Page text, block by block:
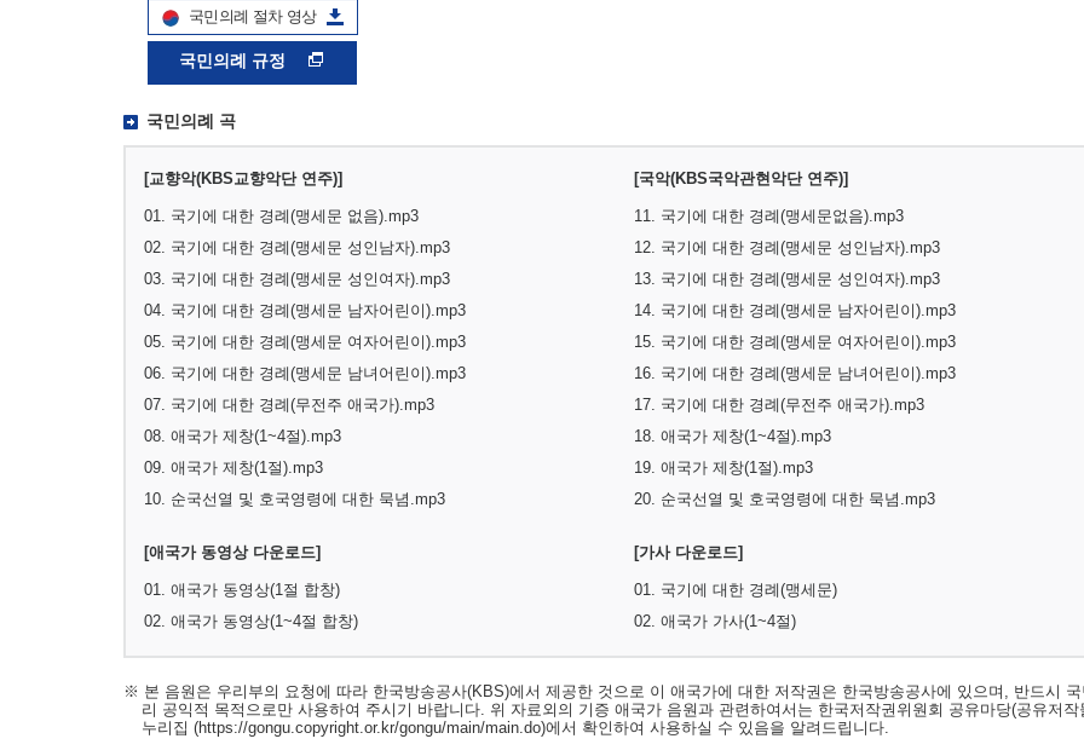
국민의례 절차 영상
국민의례 규정
국민의례 곡
[교향악(KBS교향악단 연주)]
01. 국기에 대한 경례(맹세문 없음).mp3
02. 국기에 대한 경례(맹세문 성인남자).mp3
03. 국기에 대한 경례(맹세문 성인여자).mp3
04. 국기에 대한 경례(맹세문 남자어린이).mp3
05. 국기에 대한 경례(맹세문 여자어린이).mp3
06. 국기에 대한 경례(맹세문 남녀어린이).mp3
07. 국기에 대한 경례(무전주 애국가).mp3
08. 애국가 제창(1~4절).mp3
09. 애국가 제창(1절).mp3
10. 순국선열 및 호국영령에 대한 묵념.mp3
[국악(KBS국악관현악단 연주)]
11. 국기에 대한 경례(맹세문없음).mp3
12. 국기에 대한 경례(맹세문 성인남자).mp3
13. 국기에 대한 경례(맹세문 성인여자).mp3
14. 국기에 대한 경례(맹세문 남자어린이).mp3
15. 국기에 대한 경례(맹세문 여자어린이).mp3
16. 국기에 대한 경례(맹세문 남녀어린이).mp3
17. 국기에 대한 경례(무전주 애국가).mp3
18. 애국가 제창(1~4절).mp3
19. 애국가 제창(1절).mp3
20. 순국선열 및 호국영령에 대한 묵념.mp3
[애국가 동영상 다운로드]
01. 애국가 동영상(1절 합창)
02. 애국가 동영상(1~4절 합창)
[가사 다운로드]
01. 국기에 대한 경례(맹세문)
02. 애국가 가사(1~4절)
※ 본 음원은 우리부의 요청에 따라 한국방송공사(KBS)에서 제공한 것으로 이 애국가에 대한 저작권은 한국방송공사에 있으며, 반드시 국
리 공익적 목적으로만 사용하여 주시기 바랍니다. 위 자료외의 기증 애국가 음원과 관련하여서는 한국저작권위원회 공유마당(공유저작
누리집 (https://gongu.copyright.or.kr/gongu/main/main.do)에서 확인하여 사용하실 수 있음을 알려드립니다.